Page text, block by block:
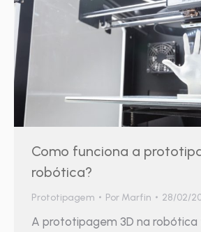
Como funciona a
robótica?
Prototipagem Por Marfin 28/02/
A prototipagem 3D na